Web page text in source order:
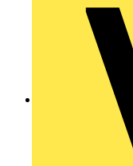
Zurück zu Produkte